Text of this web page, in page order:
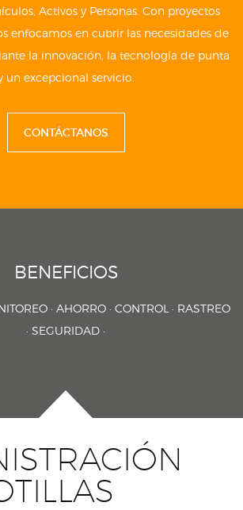
Activos y Personas. Con proyectos
enfocamos en cubrir las necesidades de
la innovación, la tecnología de punta
un excepcional servicio.
CONTÁCTANOS
BENEFICIOS
· AHORRO · CONTROL · RASTREO
· SEGURIDAD ·